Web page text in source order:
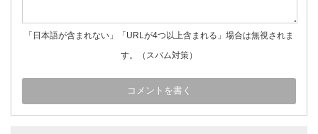
「日本語が含まれない」「URLが4つ以上含まれる」場合は無視されま
す。（スパム対策）